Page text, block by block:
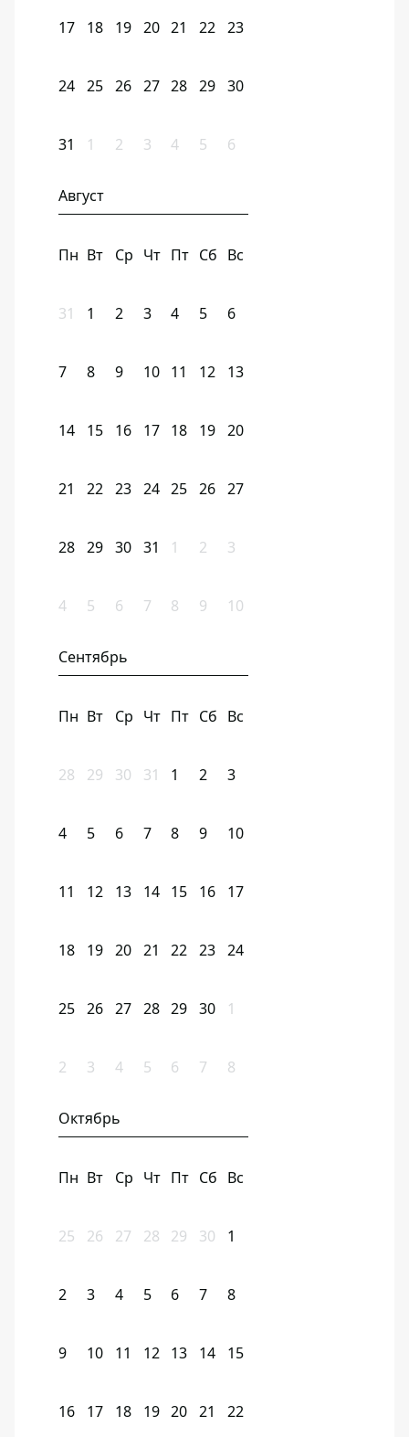
17 18 19 20 21 22 23
24 25 26 27 28 29 30
31 1 2 3 4 5 6
Август
Пн Вт Ср Чт Пт Сб Вс
31 1 2 3 4 5 6
7 8 9 10 11 12 13
14 15 16 17 18 19 20
21 22 23 24 25 26 27
28 29 30 31 1 2 3
4 5 6 7 8 9 10
Сентябрь
Пн Вт Ср Чт Пт Сб Вс
28 29 30 31 1 2 3
4 5 6 7 8 9 10
11 12 13 14 15 16 17
18 19 20 21 22 23 24
25 26 27 28 29 30 1
2 3 4 5 6 7 8
Октябрь
Пн Вт Ср Чт Пт Сб Вс
25 26 27 28 29 30 1
2 3 4 5 6 7 8
9 10 11 12 13 14 15
16 17 18 19 20 21 22